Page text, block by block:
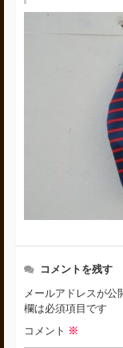
コメントを残す
メールアドレスが公
欄は必須項目です
コメント ※